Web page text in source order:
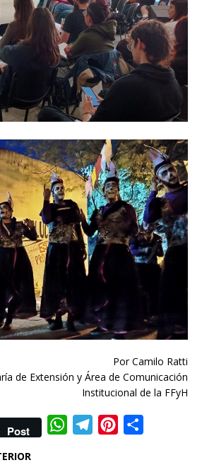
Por Camilo Ratti
de Extensión y Área de Comunicación
Institucional de la FFyH
Post
W